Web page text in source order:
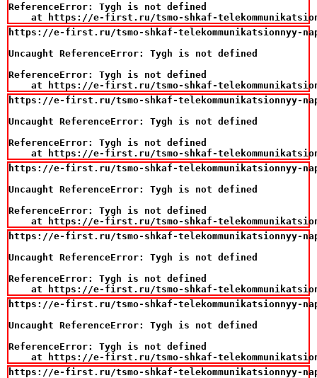
ReferenceError: Tygh is not defined
at https://e-first.ru/tsmo-shkaf-
https://e-first.ru/tsmo-shkaf-telekommunikatsionnyy-
Uncaught ReferenceError: Tygh is not defined
ReferenceError: Tygh is not defined
at https://e-first.ru/tsmo-shkaf-
https://e-first.ru/tsmo-shkaf-telekommunikatsionnyy-
Uncaught ReferenceError: Tygh is not defined
ReferenceError: Tygh is not defined
at https://e-first.ru/tsmo-shkaf-
https://e-first.ru/tsmo-shkaf-telekommunikatsionnyy-
Uncaught ReferenceError: Tygh is not defined
ReferenceError: Tygh is not defined
at https://e-first.ru/tsmo-shkaf-
https://e-first.ru/tsmo-shkaf-telekommunikatsionnyy-
Uncaught ReferenceError: Tygh is not defined
ReferenceError: Tygh is not defined
at https://e-first.ru/tsmo-shkaf-
https://e-first.ru/tsmo-shkaf-telekommunikatsionnyy-
Uncaught ReferenceError: Tygh is not defined
ReferenceError: Tygh is not defined
at https://e-first.ru/tsmo-shkaf-
https://e-first.ru/tsmo-shkaf-telekommunikatsionnyy-